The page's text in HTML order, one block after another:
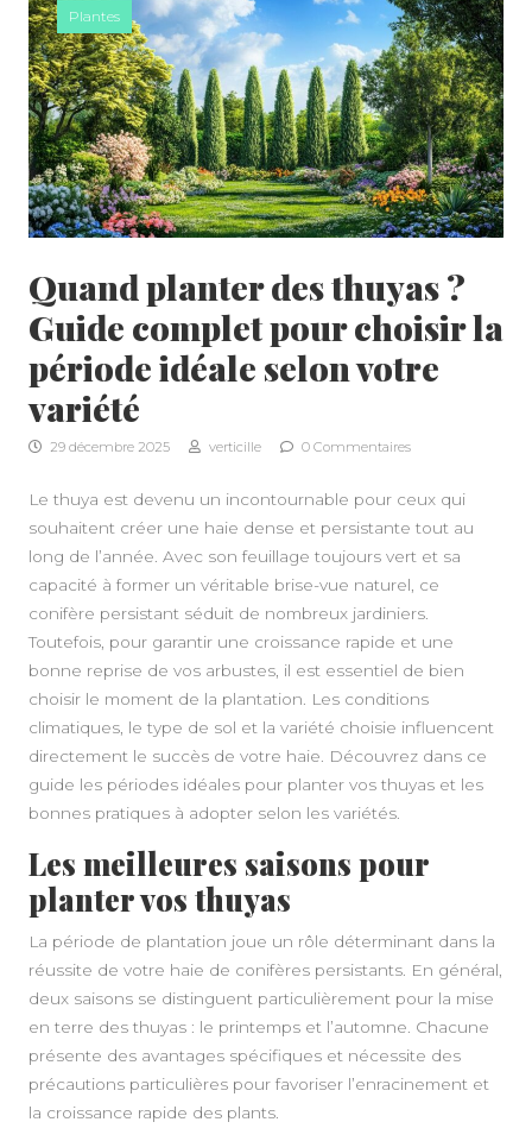
Plantes
Quand planter des thuyas ?
Guide complet pour choisir la
période idéale selon votre
variété
29 décembre 2025 verticille 0 Commentaires
Le thuya est devenu un incontournable pour ceux qui
souhaitent créer une haie dense et persistante tout au
long de l’année. Avec son feuillage toujours vert et sa
capacité à former un véritable brise-vue naturel, ce
conifère persistant séduit de nombreux jardiniers.
Toutefois, pour garantir une croissance rapide et une
bonne reprise de vos arbustes, il est essentiel de bien
choisir le moment de la plantation. Les conditions
climatiques, le type de sol et la variété choisie influencent
directement le succès de votre haie. Découvrez dans ce
guide les périodes idéales pour planter vos thuyas et les
bonnes pratiques à adopter selon les variétés.
Les meilleures saisons pour
planter vos thuyas
La période de plantation joue un rôle déterminant dans la
réussite de votre haie de conifères persistants. En général,
deux saisons se distinguent particulièrement pour la mise
en terre des thuyas : le printemps et l’automne. Chacune
présente des avantages spécifiques et nécessite des
précautions particulières pour favoriser l’enracinement et
la croissance rapide des plants.